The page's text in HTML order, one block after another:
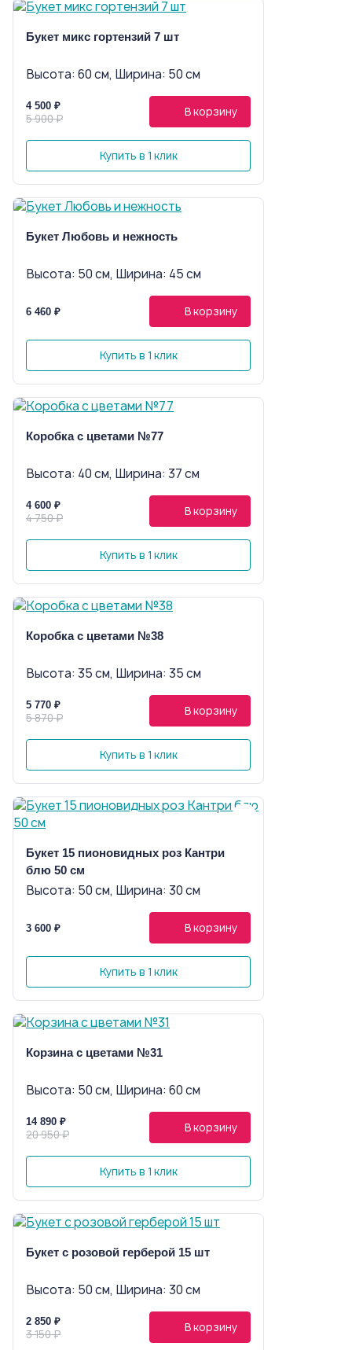
Букет микс гортензий 7 шт
Высота: 60 см, Ширина: 50 см
4 500 ₽
5 900 ₽ В корзину
Купить в 1 клик
Букет Любовь и нежность
Высота: 50 см, Ширина: 45 см
6 460 ₽ В корзину
Купить в 1 клик
Коробка с цветами №77
Высота: 40 см, Ширина: 37 см
4 600 ₽
4 750 ₽ В корзину
Купить в 1 клик
Коробка с цветами №38
Высота: 35 см, Ширина: 35 см
5 770 ₽
5 870 ₽ В корзину
Купить в 1 клик
Букет 15 пионовидных роз Кантри
блю 50 см
Высота: 50 см, Ширина: 30 см
3 600 ₽ В корзину
Купить в 1 клик
Корзина с цветами №31
Высота: 50 см, Ширина: 60 см
14 890 ₽
20 950 ₽ В корзину
Купить в 1 клик
Букет с розовой герберой 15 шт
Высота: 50 см, Ширина: 30 см
2 850 ₽
3 150 ₽ В корзину